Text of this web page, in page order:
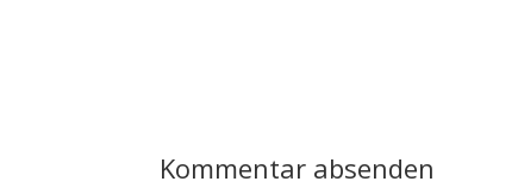
Kommentar absenden